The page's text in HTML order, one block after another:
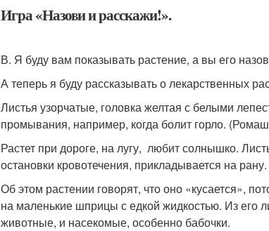
Игра «Назови и расскажи!».
В. Я буду вам показывать растение, а вы его
А теперь я буду рассказывать о лекарственных
Листья узорчатые, головка желтая с белыми
промывания, например, когда болит горло.
Растет при дороге, на лугу, любит солнышко.
остановки кровотечения, прикладывается на
Об этом растении говорят, что оно «кусается»,
на маленькие шприцы с едкой жидкостью. Из его
животные, и насекомые, особенно бабочки.